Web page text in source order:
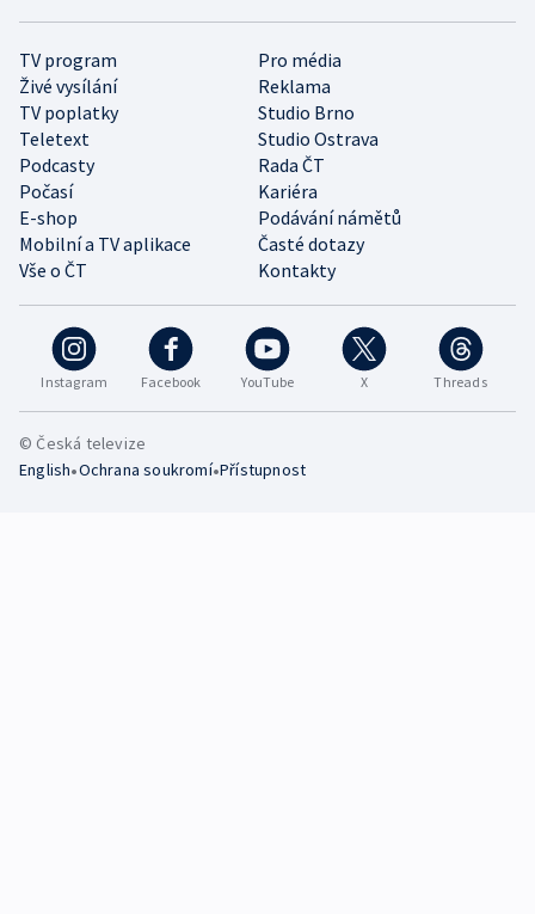
Instagram Facebook YouTube X Threads
TV program
Pro média
Živé vysílání
Reklama
TV poplatky
Studio Brno
Teletext
Studio Ostrava
Podcasty
Rada ČT
Počasí
Kariéra
E-shop
Podávání námětů
Mobilní a TV aplikace
Časté dotazy
Vše o ČT
Kontakty
© Česká televize
English•Ochrana soukromí•Přístupnost